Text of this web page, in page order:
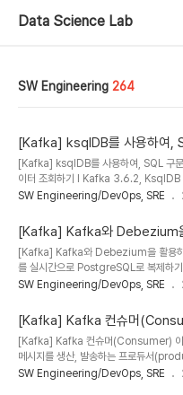
Data Science Lab
SW Engineering 264
[Kafka] ksqlDB를 사용하여,
르게 카프카 데이터 조회하기
[Kafka] ksqlDB를 사용하여, SQL 구문
이터 조회하기 l Kafka 3.6.2, KsqlDB
에 저장되어 있는 데이터를 사용하기 위
터를 제공한다. 이렇게 시스템을 구성해
징 처리를 할 수 있다. 그런데 실시간으로
계, 조인)하거나, 카프카 내부의 토픽 데
데이터 생성이 필요할 때가 있다. 이 경우
CLI를 통해 구축하는 것은 매우 번거롭고
사용하여..
SW Engineering/DevOps, SRE
[Kafka] Kafka와 Debezium
Server의 데이터를 실시간으
제하기
[Kafka] Kafka와 Debezium을 활용
를 실시간으로 PostgreSQL로 복제하
Debezium 2.5, SQL Server 2019,
Server에서 발생하는 실시간 DML을
이터를 복제하는 방법에 대해서 알아본다
데이터 복제를 위한 구성 정도로만 다루
내용은 추후 다른 포스팅에서 다룰 예
에 구축하려는 시스템의 아키텍처는 아래
SW Engineering/DevOps, SRE
[Kafka] Kafka 컨슈머
[Kafka] Kafka 컨슈머(Consumer) 이
메시지를 생산, 발송하는 프로듀서
비하는 컨슈머(consumer)가 있으며, 프
SW Engineering/DevOps, SRE